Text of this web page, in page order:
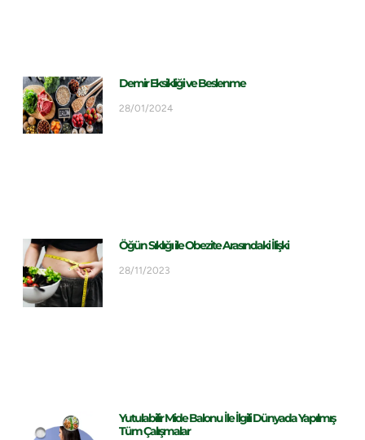
Demir Eksikliği ve Beslenme
28/01/2024
Öğün Sıklığı ile Obezite Arasındaki İlişki
28/11/2023
Yutulabilir Mide Balonu İle İlgili Dünyada Yapılmış
Tüm Çalışmalar